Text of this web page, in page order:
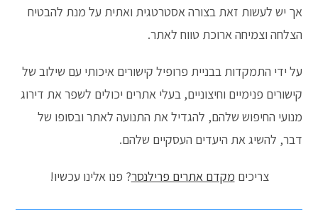
אך יש לעשות זאת בצורה אסטרטגית ואתית על מנת להבטיח
הצלחה וצמיחה ארוכת טווח לאתר.
על ידי התמקדות בבניית פרופיל קישורים איכותי עם שילוב של
קישורים פנימיים וחיצוניים, בעלי אתרים יכולים לשפר את דירוג
מנועי החיפוש שלהם, להגדיל את התנועה לאתר ובסופו של
דבר, להשיג את היעדים העסקיים שלהם.
צריכים מקדם אתרים פרילנסר? פנו אלינו עכשיו!